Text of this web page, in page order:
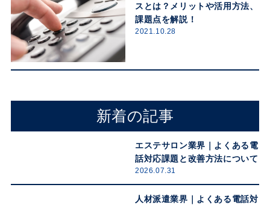
スとは？メリットや活用方法、
課題点を解説！
2021.10.28
新着の記事
エステサロン業界｜よくある電
話対応課題と改善方法について
2026.07.31
人材派遣業界｜よくある電話対